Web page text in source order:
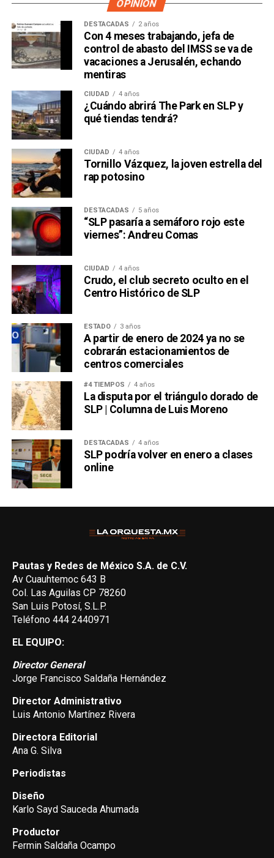
OPINIÓN
DESTACADAS 2 años
Con 4 meses trabajando, jefa de
control de abasto del IMSS se va de
vacaciones a Jerusalén, echando
mentiras
CIUDAD 4 años
¿Cuándo abrirá The Park en SLP y
qué tiendas tendrá?
CIUDAD 4 años
Tornillo Vázquez, la joven estrella del
rap potosino
DESTACADAS 5 años
“SLP pasaría a semáforo rojo este
viernes”: Andreu Comas
CIUDAD 4 años
Crudo, el club secreto oculto en el
Centro Histórico de SLP
ESTADO 3 años
A partir de enero de 2024 ya no se
cobrarán estacionamientos de
centros comerciales
#4 TIEMPOS 4 años
La disputa por el triángulo dorado de
SLP | Columna de Luis Moreno
DESTACADAS 4 años
SLP podría volver en enero a clases
online
Pautas y Redes de México S.A. de C.V.
Av Cuauhtemoc 643 B
Col. Las Aguilas CP 78260
San Luis Potosí, S.L.P.
Teléfono 444 2440971
EL EQUIPO:
Director General
Jorge Francisco Saldaña Hernández
Director Administrativo
Luis Antonio Martínez Rivera
Directora Editorial
Ana G. Silva
Periodistas
Diseño
Karlo Sayd Sauceda Ahumada
Productor
Fermin Saldaña Ocampo